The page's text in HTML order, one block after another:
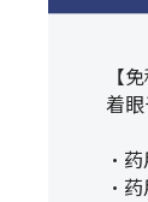
【
着
・
・